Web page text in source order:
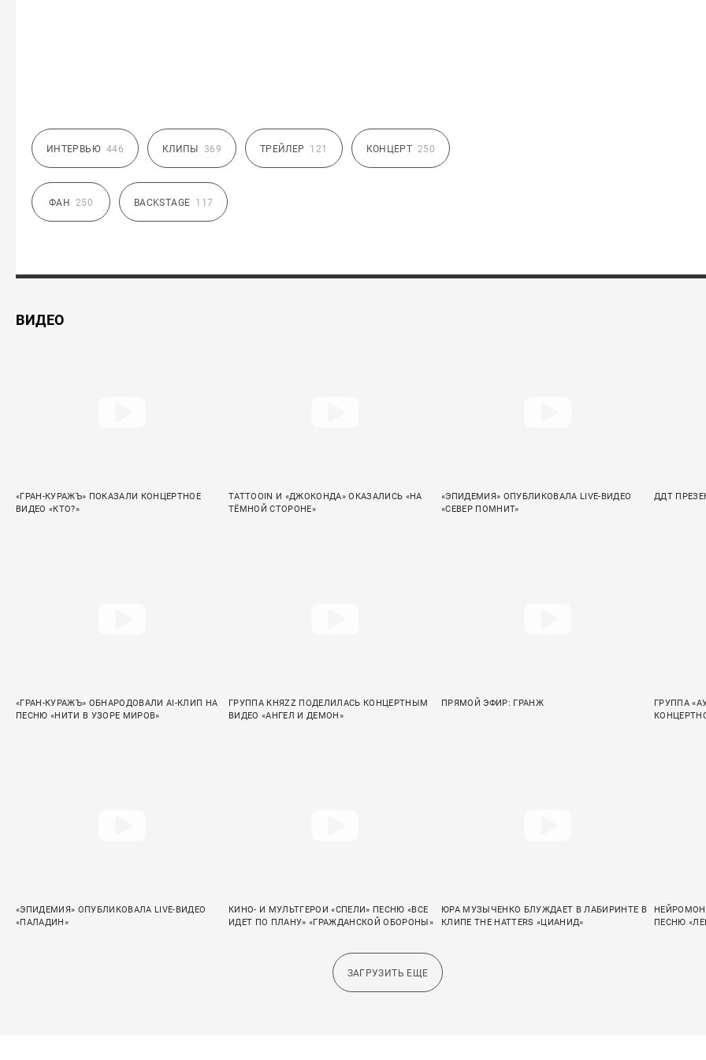
ИНТЕРВЬЮ 446 КЛИПЫ 369 ТРЕЙЛЕР 121 КОНЦЕРТ 250
ФАН 250 BACKSTAGE 117
ВИДЕО
«ГРАН-КУРАЖЪ» ПОКАЗАЛИ КОНЦЕРТНОЕ
ВИДЕО «КТО?»
TATTOOIN И «ДЖОКОНДА» ОКАЗАЛИСЬ «НА
ТЁМНОЙ СТОРОНЕ»
«ЭПИДЕМИЯ» ОПУБЛИКОВАЛА LIVE-ВИДЕО
«СЕВЕР ПОМНИТ»
ДДТ
«ГРАН-КУРАЖЪ» ОБНАРОДОВАЛИ AI-КЛИП НА
ПЕСНЮ «НИТИ В УЗОРЕ МИРОВ»
ГРУППА КНЯZZ ПОДЕЛИЛАСЬ КОНЦЕРТНЫМ
ВИДЕО «АНГЕЛ И ДЕМОН»
ПРЯМОЙ ЭФИР: ГРАНЖ
ГРУППА
«ЭПИДЕМИЯ» ОПУБЛИКОВАЛА LIVE-ВИДЕО
«ПАЛАДИН»
КИНО- И МУЛЬТГЕРОИ «СПЕЛИ» ПЕСНЮ «ВСЕ
ИДЕТ ПО ПЛАНУ» «ГРАЖДАНСКОЙ ОБОРОНЫ»
ЮРА МУЗЫЧЕНКО БЛУЖДАЕТ В ЛАБИРИНТЕ В
КЛИПЕ THE HATTERS «ЦИАНИД»
ПЕСНЮ
ЗАГРУЗИТЬ ЕЩЕ